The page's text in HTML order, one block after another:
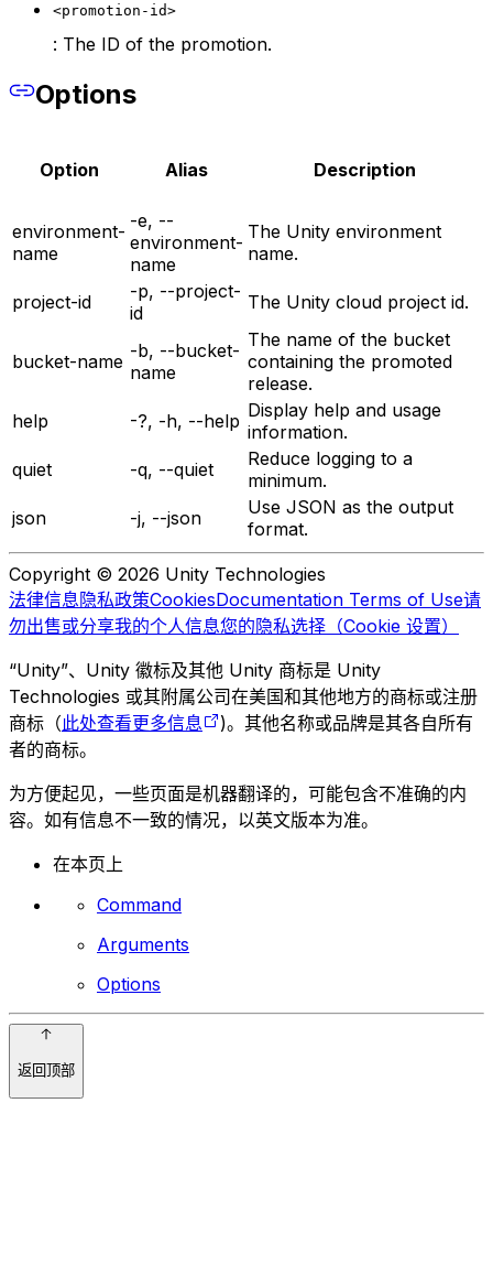
<promotion-id>
: The ID of the promotion.
Options
Option Alias Description
environment-
name
-e, --
environment-
name
The Unity environment
name.
project-id
-p, --project-
id
The Unity cloud project id.
bucket-name -b, --bucket-
name
The name of the bucket
containing the promoted
release.
help
-?, -h, --help Display help and usage
information.
quiet
-q, --quiet
Reduce logging to a
minimum.
json
-j, --json
Use JSON as the output
format.
Copyright © 2026 Unity Technologies
法律信息隐私政策CookiesDocumentation Terms of Use请
勿出售或分享我的个人信息您的隐私选择（Cookie 设置）
“Unity”、Unity 徽标及其他 Unity 商标是 Unity
Technologies 或其附属公司在美国和其他地方的商标或注册
商标（此处查看更多信息
)。其他名称或品牌是其各自所有
者的商标。
为方便起见，一些页面是机器翻译的，可能包含不准确的内
容。如有信息不一致的情况，以英文版本为准。
在本页上
Command
Arguments
Options
返回顶部